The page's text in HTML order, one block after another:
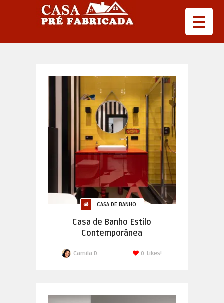
CASA DE BANHO
Casa de Banho Estilo
Contemporânea
Camila D. Likes!
0